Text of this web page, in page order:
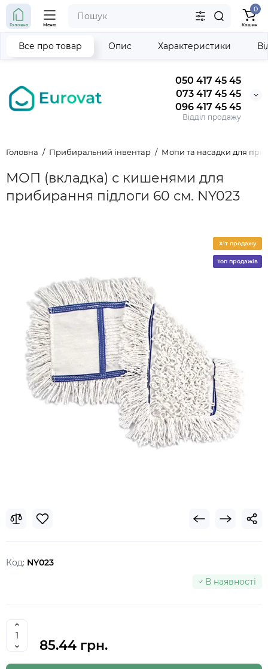
050 417 45 45
073 417 45 45
096 417 45 45
Відділ продажу
Головна Меню
0
Кошик
Головна Прибиральний інвентар Мопи та насадки для
МОП (вкладка) с кишенями для
прибирання підлоги 60 см. NY023
Все про товар Опис Характеристики
Хіт продажу
Топ продажів
Код: NY023
В наявності
85.44 грн.